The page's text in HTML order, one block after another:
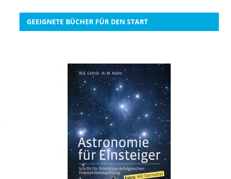
GEEIGNETE BÜCHER FÜR DEN START